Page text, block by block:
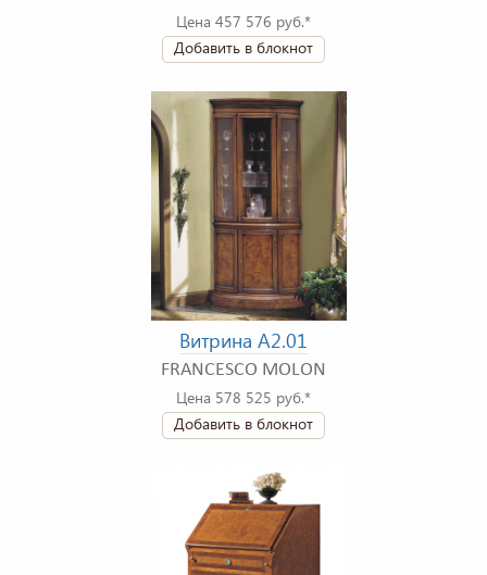
Цена 457 576 руб.*
Добавить в блокнот
Витрина A2.01
FRANCESCO MOLON
Цена 578 525 руб.*
Добавить в блокнот